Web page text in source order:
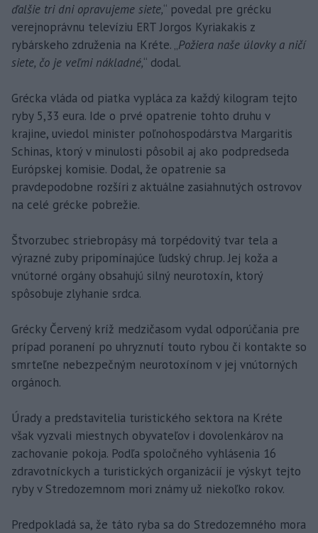
ďalšie tri dni opravujeme siete,“ povedal pre grécku
verejnoprávnu televíziu ERT Jorgos Kyriakakis z
rybárskeho združenia na Kréte. „Požiera naše úlovky a ničí
siete, čo je veľmi nákladné,“ dodal.
Grécka vláda od piatka vypláca za každý kilogram tejto
ryby 5,33 eura. Ide o prvé opatrenie tohto druhu v
krajine, uviedol minister poľnohospodárstva Margaritis
Schinas, ktorý v minulosti pôsobil aj ako podpredseda
Európskej komisie. Dodal, že opatrenie sa
pravdepodobne rozšíri z aktuálne zasiahnutých ostrovov
na celé grécke pobrežie.
Štvorzubec striebropásy má torpédovitý tvar tela a
výrazné zuby pripomínajúce ľudský chrup. Jej koža a
vnútorné orgány obsahujú silný neurotoxín, ktorý
spôsobuje zlyhanie srdca.
Grécky Červený kríž medzičasom vydal odporúčania pre
prípad poranení po uhryznutí touto rybou či kontakte so
smrteľne nebezpečným neurotoxínom v jej vnútorných
orgánoch.
Úrady a predstavitelia turistického sektora na Kréte
však vyzvali miestnych obyvateľov i dovolenkárov na
zachovanie pokoja. Podľa spoločného vyhlásenia 16
zdravotníckych a turistických organizácií je výskyt tejto
ryby v Stredozemnom mori známy už niekoľko rokov.
Predpokladá sa, že táto ryba sa do Stredozemného mora